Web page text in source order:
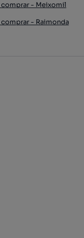
comprar - Meixomil
- Raimonda